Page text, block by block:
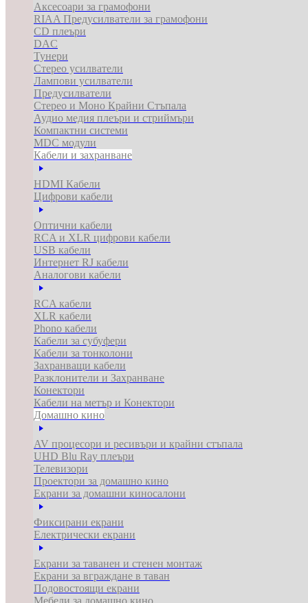
Аксесоари за грамофони
RIAA Предусилватели за грамофони
CD плеъри
DAC
Тунери
Стерео усилватели
Лампови усилватели
Предусилватели
Стерео и Моно Крайни Стъпала
Аудио медия плеъри и стриймъри
Компактни системи
MDC модули
Кабели и захранване
HDMI Кабели
Цифрови кабели
Оптични кабели
RCA и XLR цифрови кабели
USB кабели
Интернет RJ кабели
Аналогови кабели
RCA кабели
XLR кабели
Phono кабели
Кабели за субуфери
Кабели за тонколони
Захранващи кабели
Разклонители и Захранване
Конектори
Кабели на метър и Конектори
Домашно кино
AV процесори и ресивъри и крайни стъпала
UHD Blu Ray плеъри
Телевизори
Проектори за домашно кино
Екрани за домашни киносалони
Фиксирани екрани
Електрически екрани
Екрани за таванен и стенен монтаж
Екрани за вграждане в таван
Подовостоящи екрани